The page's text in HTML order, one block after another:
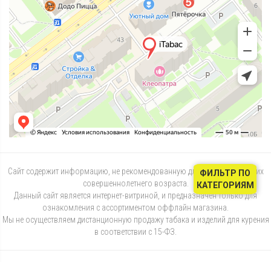
Сайт содержит информацию, не рекомендованную для лиц, не достигших
совершеннолетнего возраста.
Данный сайт является интернет-витриной, и предназначен только для
ознакомления с ассортиментом оффлайн магазина.
Мы не осуществляем дистанционную продажу табака и изделий для курения
в соответствии с 15-ФЗ.
ФИЛЬТР ПО
КАТЕГОРИЯМ